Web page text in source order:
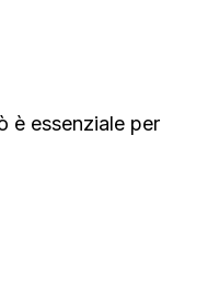
è essenziale per